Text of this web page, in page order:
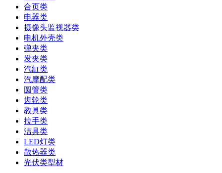
合页类
电器类
摄像头监视器类
电机外壳类
弹夹类
发夹类
汽缸类
汽摩配类
圆管类
齿轮类
教具类
拉手类
洁具类
LED灯类
散热器类
光伏类型材